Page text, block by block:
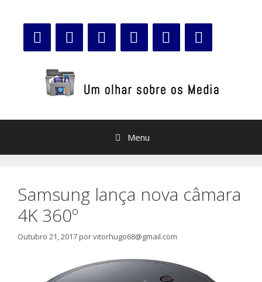
Menu
Samsung lança nova câmara
4K 360º
Outubro 21, 2017porvitorhugo68@gmail.com